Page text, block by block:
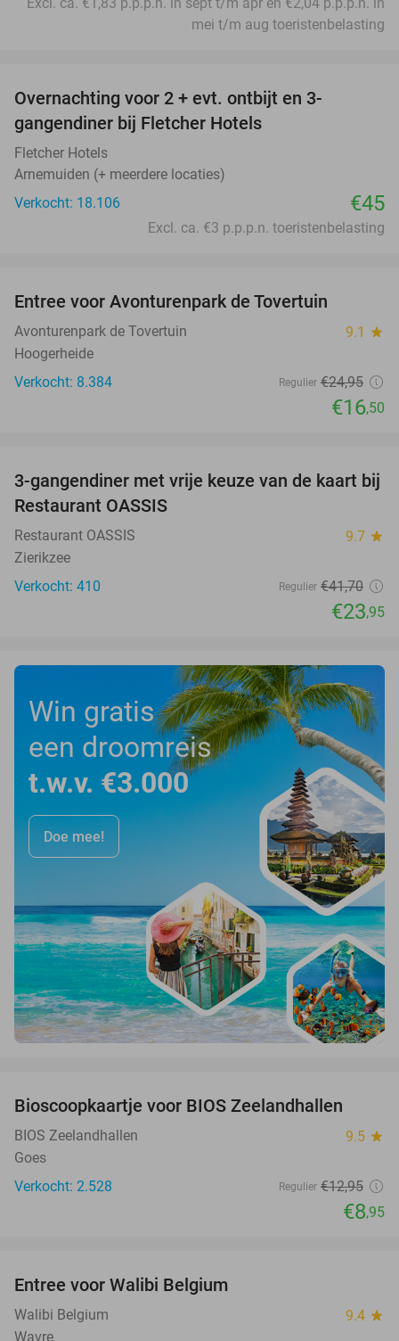
mei t/m aug toeristenbelasting
Overnachting voor 2 + evt. ontbijt en 3-
gangendiner bij Fletcher Hotels
Fletcher Hotels
Arnemuiden (+ meerdere locaties)
Verkocht: 18.106
€45
Excl. ca. €3 p.p.p.n. toeristenbelasting
Entree voor Avonturenpark de Tovertuin
Avonturenpark de Tovertuin 9.1 star
Hoogerheide
Verkocht: 8.384
Regulier €24,95
€16,50
43%
3-gangendiner met vrije keuze van de kaart bij
Restaurant OASSIS
Restaurant OASSIS 9.7 star
Zierikzee
Verkocht: 410
Regulier €41,70
€23,95
Win gratis
een droomreis
t.w.v. €3.000
Doe mee!
Bioscoopkaartje voor BIOS Zeelandhallen
BIOS Zeelandhallen 9.5 star
Goes
Verkocht: 2.528
Regulier €12,95
€8,95
Entree voor Walibi Belgium
Walibi Belgium 9.4 star
Wavre